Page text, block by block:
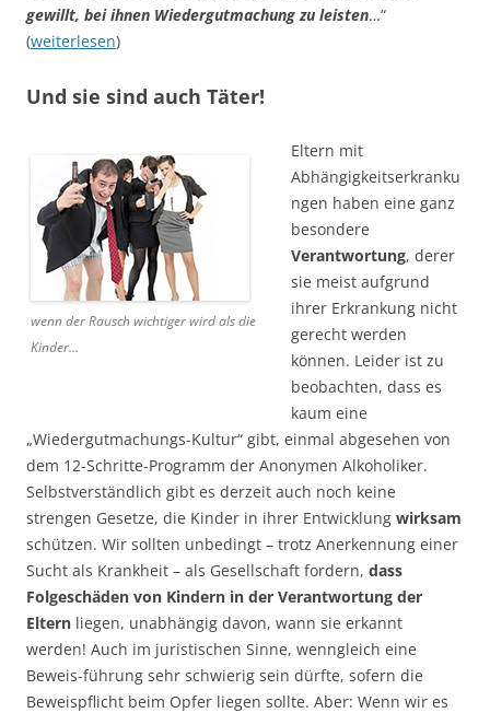
gewillt, bei ihnen Wiedergutmachung zu leisten…“
(weiterlesen)
Und sie sind auch Täter!
wenn der Rausch wichtiger wird als die
Kinder…
Eltern mit
Abhängigkeitserkranku
ngen haben eine ganz
besondere
Verantwortung, derer
sie meist aufgrund
ihrer Erkrankung nicht
gerecht werden
können. Leider ist zu
beobachten, dass es
kaum eine
„Wiedergutmachungs-Kultur“ gibt, einmal abgesehen von
dem 12-Schritte-Programm der Anonymen Alkoholiker.
Selbstverständlich gibt es derzeit auch noch keine
strengen Gesetze, die Kinder in ihrer Entwicklung wirksam
schützen. Wir sollten unbedingt – trotz Anerkennung einer
Sucht als Krankheit – als Gesellschaft fordern, dass
Folgeschäden von Kindern in der Verantwortung der
Eltern liegen, unabhängig davon, wann sie erkannt
werden! Auch im juristischen Sinne, wenngleich eine
Beweis-führung sehr schwierig sein dürfte, sofern die
Beweispflicht beim Opfer liegen sollte. Aber: Wenn wir es